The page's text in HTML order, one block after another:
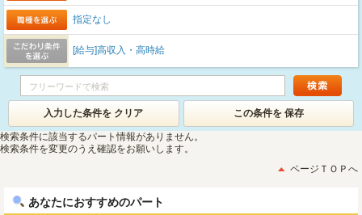
指定なし
[給与]高収入・高時給
入力した条件を クリア この条件を 保存
検索条件に該当するパート情報がありません。
検索条件を変更のうえ確認をお願いします。
ページＴＯＰへ
あなたにおすすめのパート